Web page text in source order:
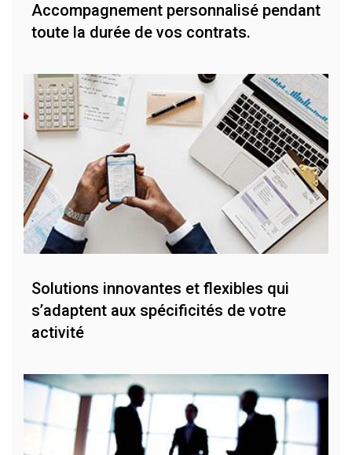
Accompagnement personnalisé pendant
toute la durée de vos contrats.
Solutions innovantes et flexibles qui
s’adaptent aux spécificités de votre
activité